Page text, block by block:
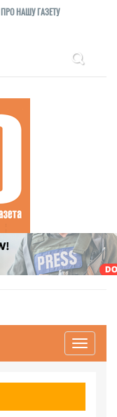
ПРО НАШУ ГАЗЕТУ
Toggle